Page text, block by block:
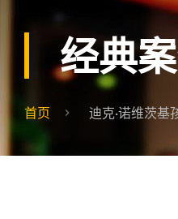
经典
首页 迪克·诺维茨基